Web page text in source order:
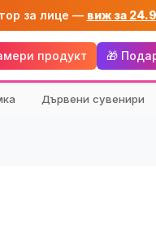
за лице — виж за
продукт 🎁
Дървени сувенири